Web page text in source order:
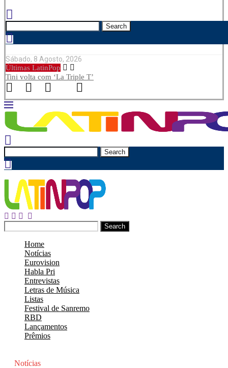
Search
Sábado, 8 Agosto, 2026
Últimas LatinPop
Tini volta com ‘La Triple T’
Search
Search
Home
Notícias
Eurovision
Habla Pri
Entrevistas
Letras de Música
Listas
Festival de Sanremo
RBD
Lançamentos
Prêmios
Notícias